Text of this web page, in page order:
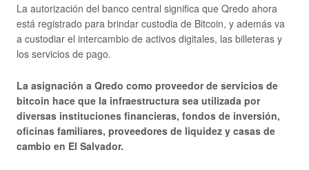
La autorización del banco central significa que Qredo ahora
está registrado para brindar custodia de Bitcoin, y además va
a custodiar el intercambio de activos digitales, las billeteras y
los servicios de pago.
La asignación a Qredo como proveedor de servicios de
bitcoin hace que la infraestructura sea utilizada por
diversas instituciones financieras, fondos de inversión,
oficinas familiares, proveedores de liquidez y casas de
cambio en El Salvador.